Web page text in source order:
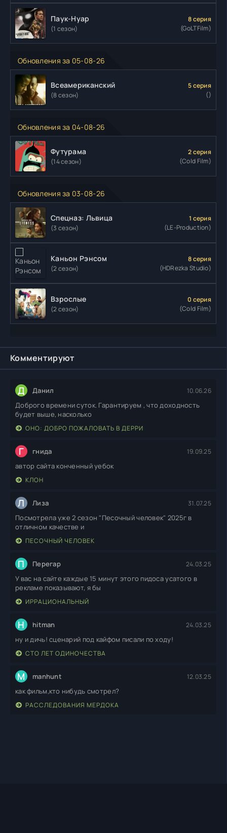
Паук-Нуар
(1 сезон)
8 серия
(GoLTFilm)
Обновления за 05-08-26
Всеамериканский
(8 сезон)
5 серия
()
Обновления за 04-08-26
Футурама
(14 сезон)
2 серия
(Cold Film)
Обновления за 03-08-26
Спецназ: Львица
(3 сезон)
1 серия
(LE-Production)
Каньон Рэнсом
(2 сезон)
8 серия
(HDRezka Studio)
Взрослые
(2 сезон)
0 серия
(Cold Film)
Комментируют
Д Данил 10.06.26
Доброго времени суток. Гарантируем , что доходность
будет выше, насколько
ОНО: ДОБРО ПОЖАЛОВАТЬ В ДЕРРИ
Г гнида 19.09.25
автор сайта конченный уебок
КЛОН
Л Лиза 31.07.25
Посмотрела уже 2 сезон "Песочный человек" 2025г в
отличном качестве и
ПЕСОЧНЫЙ ЧЕЛОВЕК
П Перегар 24.03.25
У вас на сайте каждые 15 минут этого пидоса усатого в
рекламе показывают, я бы
ИРРАЦИОНАЛЬНЫЙ
H hitman 24.03.25
ну и дичь! сценарий под кайфом писали по ходу!
СТО ЛЕТ ОДИНОЧЕСТВА
M manhunt 12.03.25
как фильм,кто нибудь смотрел?
РАССЛЕДОВАНИЯ МЕРДОКА